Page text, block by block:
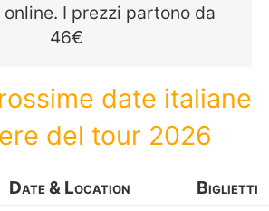
I prezzi partono da
46€
date italiane
del tour 2026
Date & Location
Biglietti